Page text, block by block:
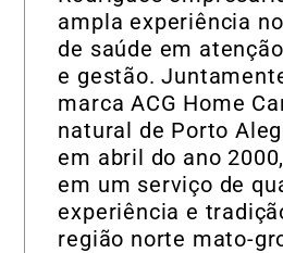
ampla experiência
de saúde em
e gestão.
marca ACG Home
natural de Porto
em abril do ano
em um serviço de
experiência e
região norte mato-